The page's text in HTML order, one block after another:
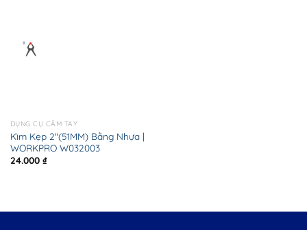
DỤNG CỤ CẦM TAY
Kìm Kẹp 2″(51MM) Bằng Nhựa |
WORKPRO W032003
24.000 ₫